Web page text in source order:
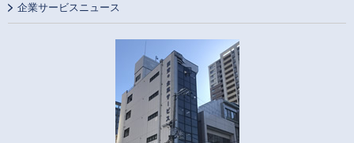
企業サービスニュース